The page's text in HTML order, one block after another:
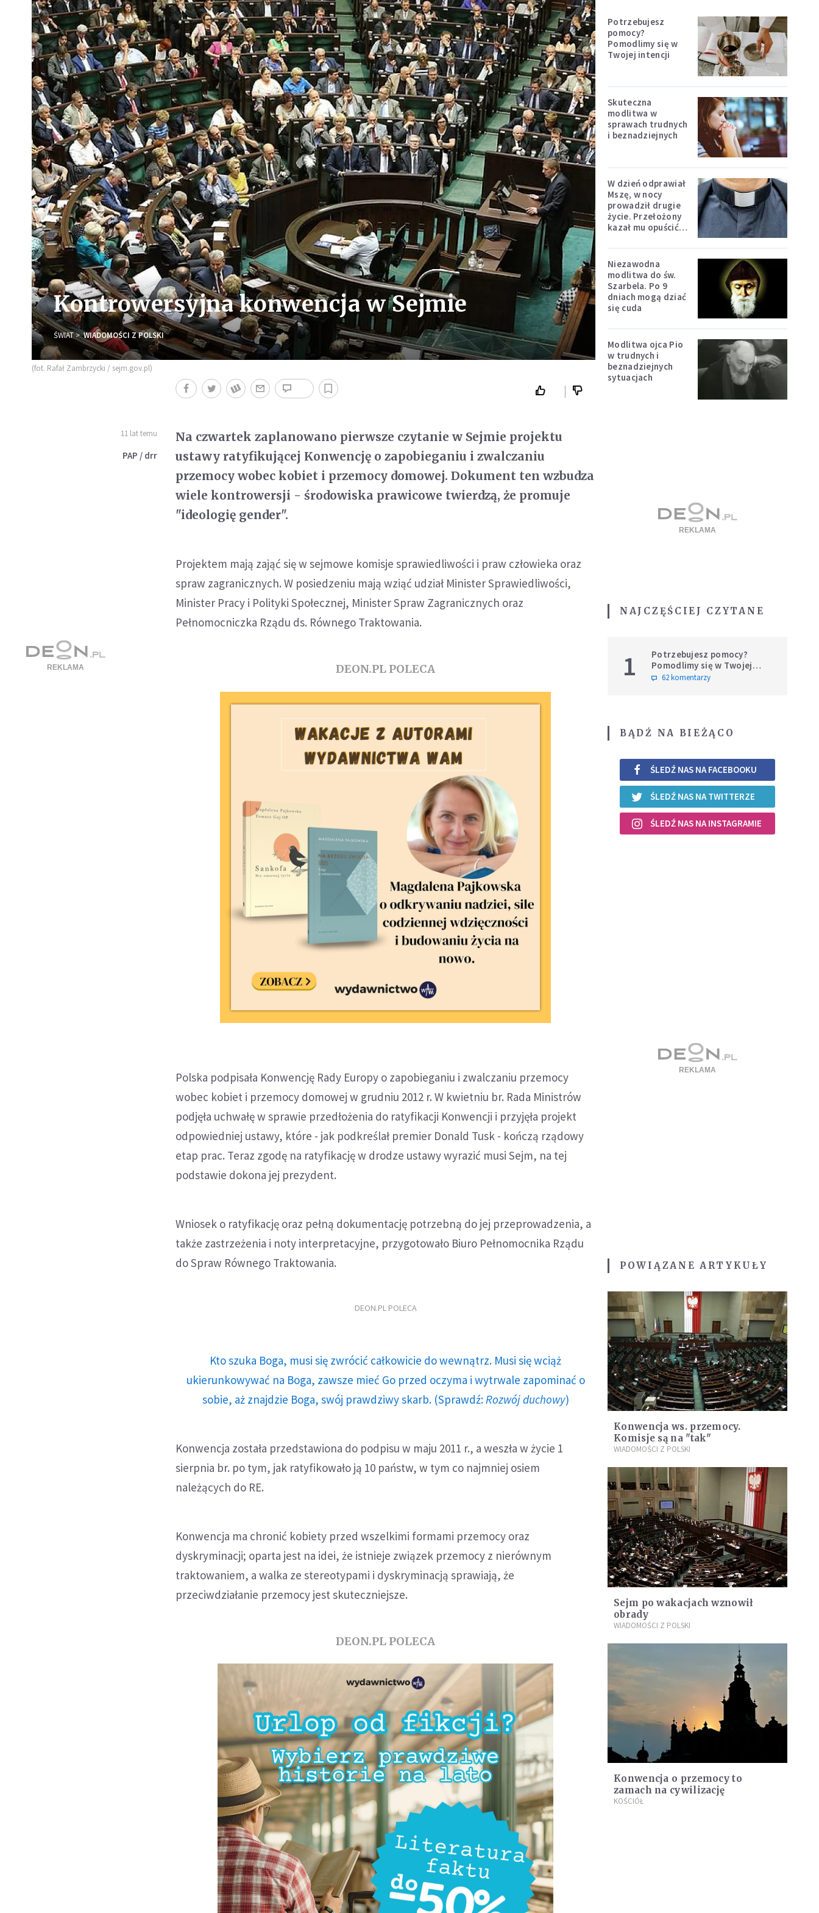
Kontrowersyjna konwencja w Sejmie
ŚWIAT WIADOMOŚCI Z POLSKI
(fot. Rafał Zambrzycki / sejm.gov.pl)
11 lat temu
PAP / drr
Na czwartek zaplanowano pierwsze czytanie w Sejmie projektu
ustawy ratyfikującej Konwencję o zapobieganiu i zwalczaniu
przemocy wobec kobiet i przemocy domowej. Dokument ten wzbudza
wiele kontrowersji - środowiska prawicowe twierdzą, że promuje
"ideologię gender".
Projektem mają zająć się w sejmowe komisje sprawiedliwości i praw człowieka oraz
spraw zagranicznych. W posiedzeniu mają wziąć udział Minister Sprawiedliwości,
Minister Pracy i Polityki Społecznej, Minister Spraw Zagranicznych oraz
Pełnomocniczka Rządu ds. Równego Traktowania.
DEON.PL POLECA
Polska podpisała Konwencję Rady Europy o zapobieganiu i zwalczaniu przemocy
wobec kobiet i przemocy domowej w grudniu 2012 r. W kwietniu br. Rada Ministrów
podjęła uchwałę w sprawie przedłożenia do ratyfikacji Konwencji i przyjęła projekt
odpowiedniej ustawy, które - jak podkreślał premier Donald Tusk - kończą rządowy
etap prac. Teraz zgodę na ratyfikację w drodze ustawy wyrazić musi Sejm, na tej
podstawie dokona jej prezydent.
Wniosek o ratyfikację oraz pełną dokumentację potrzebną do jej przeprowadzenia, a
także zastrzeżenia i noty interpretacyjne, przygotowało Biuro Pełnomocnika Rządu
do Spraw Równego Traktowania.
DEON.PL POLECA
Kto szuka Boga, musi się zwrócić całkowicie do wewnątrz. Musi się wciąż
ukierunkowywać na Boga, zawsze mieć Go przed oczyma i wytrwale zapominać o
sobie, aż znajdzie Boga, swój prawdziwy skarb. (Sprawdź: Rozwój duchowy)
Konwencja została przedstawiona do podpisu w maju 2011 r., a weszła w życie 1
sierpnia br. po tym, jak ratyfikowało ją 10 państw, w tym co najmniej osiem
należących do RE.
Konwencja ma chronić kobiety przed wszelkimi formami przemocy oraz
dyskryminacji; oparta jest na idei, że istnieje związek przemocy z nierównym
traktowaniem, a walka ze stereotypami i dyskryminacją sprawiają, że
przeciwdziałanie przemocy jest skuteczniejsze.
DEON.PL POLECA
Potrzebujesz
pomocy?
Pomodlimy się w
Twojej intencji
Skuteczna
modlitwa w
sprawach trudnych
i beznadziejnych
W dzień odprawiał
Mszę, w nocy
prowadził drugie
życie. Przełożony
kazał mu opuścić
Niezawodna
modlitwa do św.
Szarbela. Po 9
dniach mogą dziać
się cuda
Modlitwa ojca Pio
w trudnych i
beznadziejnych
sytuacjach
NAJCZĘŚCIEJ CZYTANE
1
Potrzebujesz pomocy?
Pomodlimy się w Twojej
intencji
62 komentarzy
BĄDŹ NA BIEŻĄCO
ŚLEDŹ NAS NA FACEBOOKU
ŚLEDŹ NAS NA TWITTERZE
ŚLEDŹ NAS NA INSTAGRAMIE
POWIĄZANE ARTYKUŁY
Konwencja ws. przemocy.
Komisje są na "tak"
WIADOMOŚCI Z POLSKI
Sejm po wakacjach wznowił
obrady
WIADOMOŚCI Z POLSKI
Konwencja o przemocy to
zamach na cywilizację
KOŚCIÓŁ